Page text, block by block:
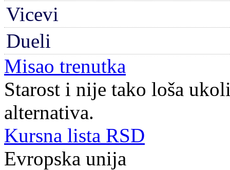
Vicevi
Dueli
Misao trenutka
Starost i nije tako loša
alternativa.
Kursna lista RSD
Evropska unija